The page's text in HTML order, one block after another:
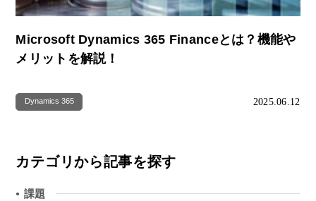
Microsoft Dynamics 365 Financeとは？機能や
メリットを解説！
Dynamics 365 2025.06.12
カテゴリから記事を探す
● 課題